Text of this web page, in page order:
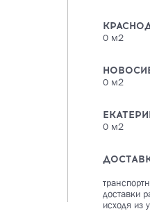
0 м2
0 м2
0 м2
доставки
исходя из